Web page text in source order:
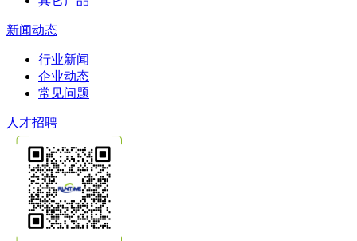
新闻动态
行业新闻
企业动态
常见问题
人才招聘